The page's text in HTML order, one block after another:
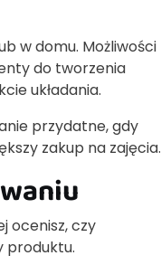
w domu. Możliwości
do tworzenia
układania.
przydatne, gdy
zakup na zajęcia.
ocenisz, czy
produktu.